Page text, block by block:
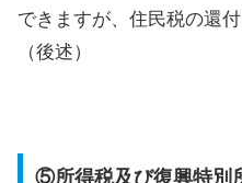
できますが、住民税の還
（後述）
⑤所得税及び復興特別